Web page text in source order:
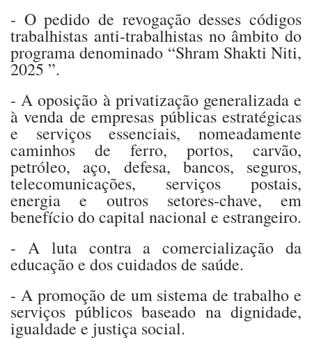
- O pedido de revogação desses códigos
trabalhistas anti-trabalhistas no âmbito do
programa denominado “Shram Shakti Niti,
2025 ”.
- A oposição à privatização generalizada e
à venda de empresas públicas estratégicas
e serviços essenciais, nomeadamente
caminhos de ferro, portos, carvão,
petróleo, aço, defesa, bancos, seguros,
telecomunicações, serviços postais,
energia e outros setores-chave, em
benefício do capital nacional e estrangeiro.
- A luta contra a comercialização da
educação e dos cuidados de saúde.
- A promoção de um sistema de trabalho e
serviços públicos baseado na dignidade,
igualdade e justiça social.